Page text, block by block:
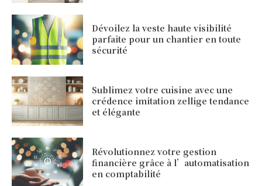
Dévoilez la veste haute visibilité
parfaite pour un chantier en toute
sécurité
Sublimez votre cuisine avec une
crédence imitation zellige tendance
et élégante
Révolutionnez votre gestion
financière grâce à l’automatisation
en comptabilité